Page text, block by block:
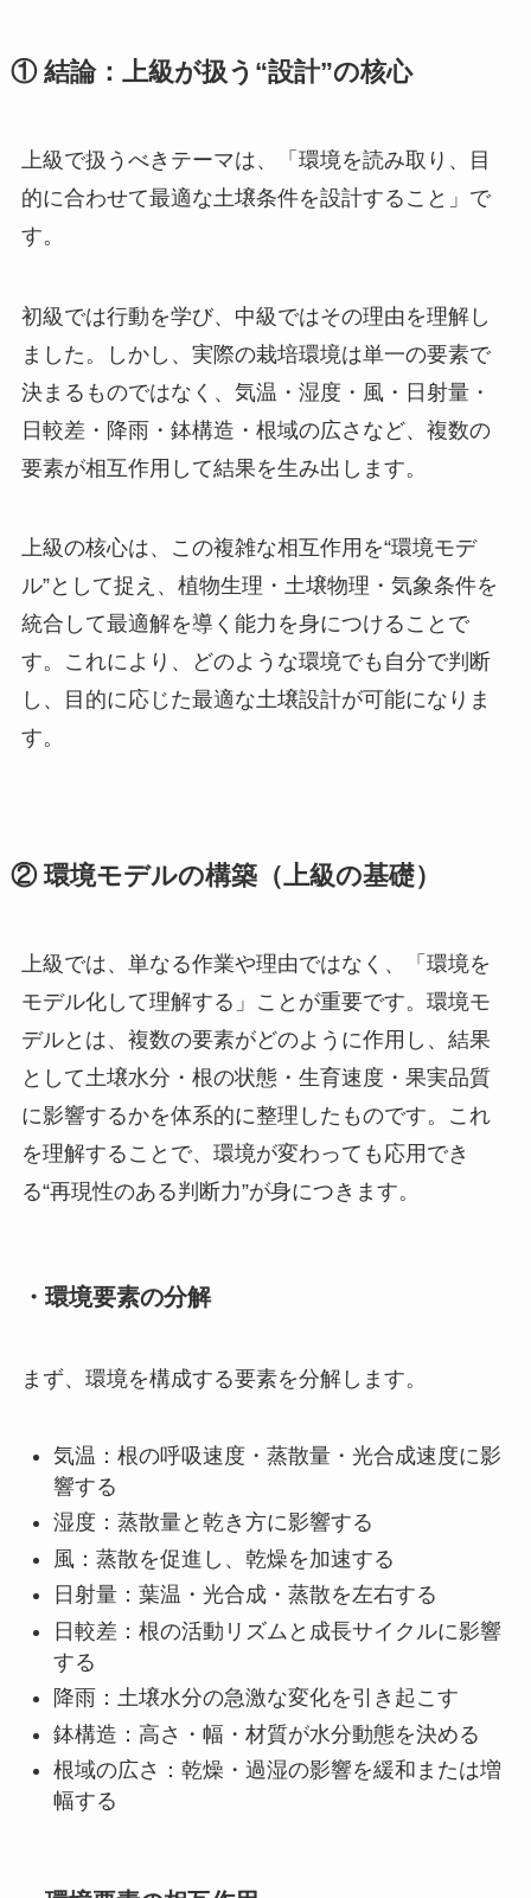
① 結論：上級が扱う“設計”の核心
上級で扱うべきテーマは、「環境を読み取り、目
的に合わせて最適な土壌条件を設計すること」で
す。
初級では行動を学び、中級ではその理由を理解し
ました。しかし、実際の栽培環境は単一の要素で
決まるものではなく、気温・湿度・風・日射量・
日較差・降雨・鉢構造・根域の広さなど、複数の
要素が相互作用して結果を生み出します。
上級の核心は、この複雑な相互作用を“環境モデ
ル”として捉え、植物生理・土壌物理・気象条件を
統合して最適解を導く能力を身につけることで
す。これにより、どのような環境でも自分で判断
し、目的に応じた最適な土壌設計が可能になりま
す。
② 環境モデルの構築（上級の基礎）
上級では、単なる作業や理由ではなく、「環境を
モデル化して理解する」ことが重要です。環境モ
デルとは、複数の要素がどのように作用し、結果
として土壌水分・根の状態・生育速度・果実品質
に影響するかを体系的に整理したものです。これ
を理解することで、環境が変わっても応用でき
る“再現性のある判断力”が身につきます。
・環境要素の分解
まず、環境を構成する要素を分解します。
気温：根の呼吸速度・蒸散量・光合成速度に影
響する
湿度：蒸散量と乾き方に影響する
風：蒸散を促進し、乾燥を加速する
日射量：葉温・光合成・蒸散を左右する
日較差：根の活動リズムと成長サイクルに影響
する
降雨：土壌水分の急激な変化を引き起こす
鉢構造：高さ・幅・材質が水分動態を決める
根域の広さ：乾燥・過湿の影響を緩和または増
幅する